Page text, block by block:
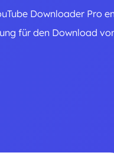
Downloader Pro
für den Download